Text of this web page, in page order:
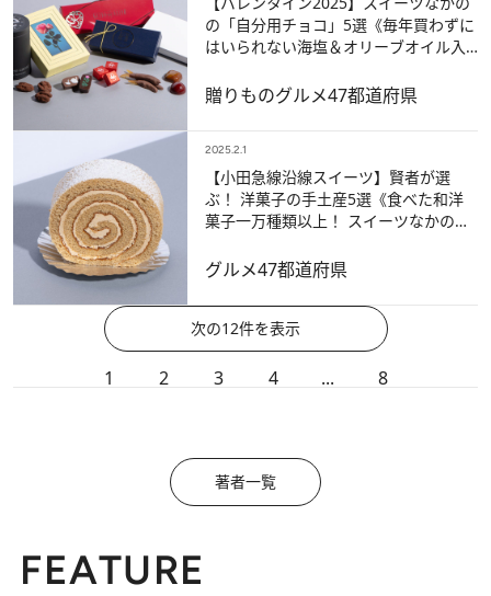
の「自分用チョコ」5選《毎年買わずに
はいられない海塩＆オリーブオイル入
贈りものグルメ47都道府県
2025.2.1
【小田急線沿線スイーツ】賢者が選
ぶ！ 洋菓子の手土産5選《食べた和洋
菓子一万種類以上！ スイーツなかのの
グルメ47都道府県
次の12件を表示
1 2 3 4 ... 8
著者一覧
FEATURE